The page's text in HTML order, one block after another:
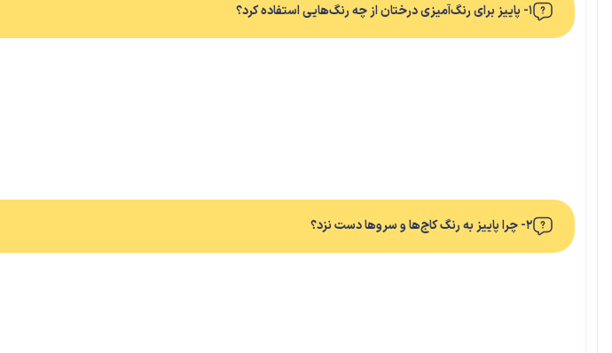
۱- پاییز برای رنگ‌آمیزی درختان از چه رنگ‌هایی استفاده کرد؟
۲- چرا پاییز به رنگ کاج‌ها و سروها دست نزد؟